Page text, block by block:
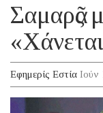
Σαμαρᾶς
Εφημερίς Εστία Ιούν